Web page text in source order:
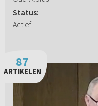
Status:
Actief
87
ARTIKELEN